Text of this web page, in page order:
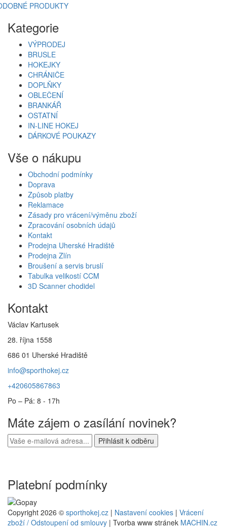
PRODUKTY
Kategorie
VÝPRODEJ
BRUSLE
HOKEJKY
CHRÁNIČE
DOPLŇKY
OBLEČENÍ
BRANKÁŘ
OSTATNÍ
IN-LINE HOKEJ
DÁRKOVÉ POUKAZY
Vše o nákupu
Obchodní podmínky
Doprava
Způsob platby
Reklamace
Zásady pro vrácení/výměnu zboží
Zpracování osobních údajů
Kontakt
Prodejna Uherské Hradiště
Prodejna Zlín
Broušení a servis bruslí
Tabulka velikostí CCM
3D Scanner chodidel
Kontakt
Václav Kartusek
28. října 1558
686 01 Uherské Hradiště
info@sporthokej.cz
+420605867863
Po – Pá: 8 - 17h
Máte zájem o zasílání novinek?
Platební podmínky
Copyright 2026 © sporthokej.cz | Nastavení cookies | Vrácení
zboží / Odstoupení od smlouvy | Tvorba www stránek MACHIN.cz